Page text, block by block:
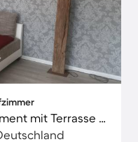
Familienfreundliches Apartment mit Terrasse und Garten | Haustiere erlaubt